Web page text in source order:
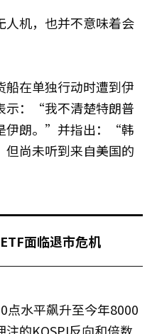
机，也并不意味着会
在单独行动时遭到伊
示：“我不清楚特朗普
伊朗。”并指出：“韩
但尚未听到来自美国的
面临退市危机
点水平飙升至今年8000
的KOSPI反向和倍数